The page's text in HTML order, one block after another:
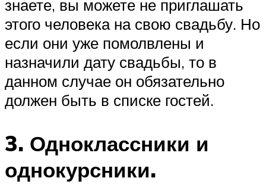
знаете, вы можете не приглашать
этого человека на свою свадьбу. Но
если они уже помолвлены и
назначили дату свадьбы, то в
данном случае он обязательно
должен быть в списке гостей.
3. Одноклассники и
однокурсники.